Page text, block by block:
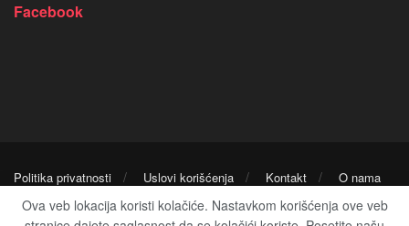
Facebook
Politika privatnosti Uslovi korišćenja Kontakt O nama
Ova veb lokacija koristi kolačiće. Nastavkom korišćenja ove veb